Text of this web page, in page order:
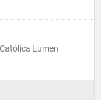
Lumen